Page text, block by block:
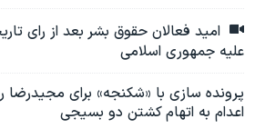
امید فعالان حقوق بشر بعد از رای
علیه جمهوری اسلامی
پرونده سازی با «شکنجه» برای
اعدام به اتهام کشتن دو بسیجی